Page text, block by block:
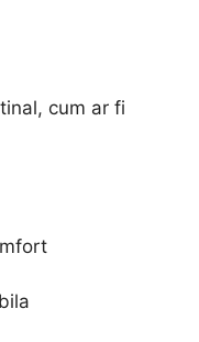
cum ar fi